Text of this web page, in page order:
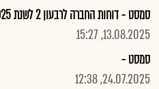
סמסט - דוחות החברה לרבעון 2 לשנת 2025 פורסמו בחו"ל
13.08.2025, 15:27
סמסט -
24.07.2025, 12:38